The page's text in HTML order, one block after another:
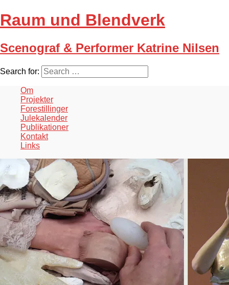
Raum und Blendverk
Scenograf & Performer Katrine Nilsen
Search for:
Om
Projekter
Forestillinger
Julekalender
Publikationer
Kontakt
Links